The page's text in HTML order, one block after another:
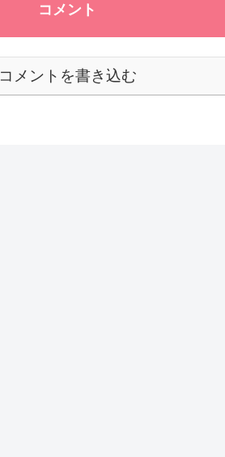
コメント
コメントを書き込む